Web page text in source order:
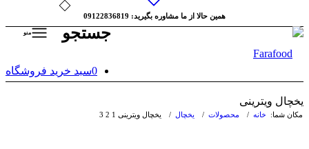
همین حالا از ما مشاوره بگیرید: 09122836819
جستجو
سبد خرید فروشگاه
ویترینی
خانه 1 / محصولات 2 / یخچال 3 یخچال ویترینی